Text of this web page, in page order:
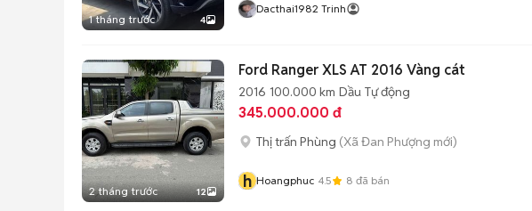
1 tháng trước 4
Dacthai1982 Trinh
2 tháng trước 12
Ford Ranger XLS AT 2016 Vàng cát
2016 100.000 km Dầu Tự động
345.000.000 đ
Thị trấn Phùng (Xã Đan Phượng mới)
h Hoangphuc 4.5 8 đã bán